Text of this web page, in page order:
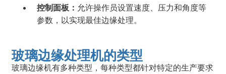
控制面板： 允许操作员设置速度、压力和角度等
参数，以实现最佳边缘处理。
玻璃边缘处理机的类型
玻璃边缘机有多种类型，每种类型都针对特定的生产要求